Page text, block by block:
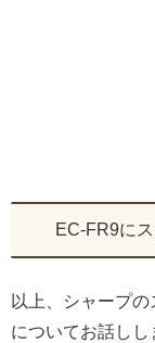
EC-FR9に
以上、シャープ
についてお話しし